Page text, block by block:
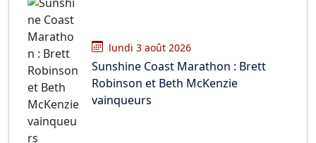
lundi 3 août 2026
Sunshine Coast Marathon : Brett
Robinson et Beth McKenzie
vainqueurs